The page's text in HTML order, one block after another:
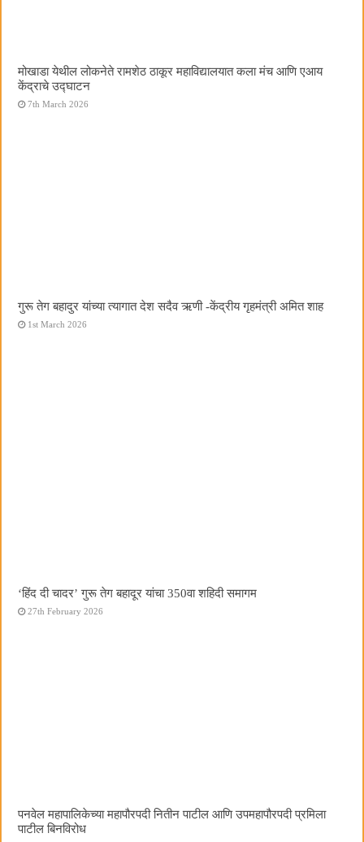
मोखाडा येथील लोकनेते रामशेठ ठाकूर महाविद्यालयात कला मंच आणि एआय
केंद्राचे उद्घाटन
7th March 2026
गुरू तेग बहादुर यांच्या त्यागात देश सदैव ऋणी -केंद्रीय गृहमंत्री अमित शाह
1st March 2026
‘हिंद दी चादर’ गुरू तेग बहादूर यांचा 350वा शहिदी समागम
27th February 2026
पनवेल महापालिकेच्या महापौरपदी नितीन पाटील आणि उपमहापौरपदी प्रमिला
पाटील बिनविरोध